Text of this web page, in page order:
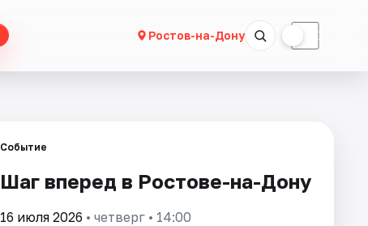
Ростов-на-Дону ☾
Событие
Шаг вперед в Ростове-на-Дону
16 июля 2026 • четверг • 14:00